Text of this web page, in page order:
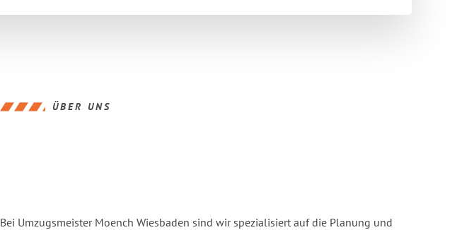
ÜBER UNS
Bei Umzugsmeister Moench Wiesbaden sind wir spezialisiert auf die Planung und